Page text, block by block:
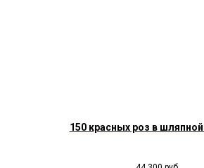
150 красных роз в